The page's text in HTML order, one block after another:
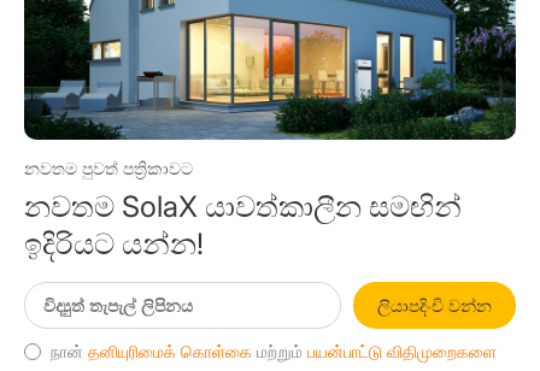
නවතම පුවත් පත්‍රිකාවට
නවතම SolaX යාවත්කාලීන සමඟින්
ඉදිරියට යන්න!
ලියාපදිංචි වන්න
நான் தனியுரிமைக் கொள்கை மற்றும் பயன்பாட்டு விதிமுறைகளை